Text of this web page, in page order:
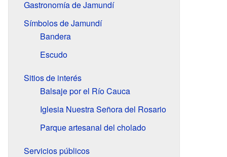
Gastronomía de Jamundí
Símbolos de Jamundí
Bandera
Escudo
Sitios de interés
Balsaje por el Río Cauca
Iglesia Nuestra Señora del Rosario
Parque artesanal del cholado
Servicios públicos